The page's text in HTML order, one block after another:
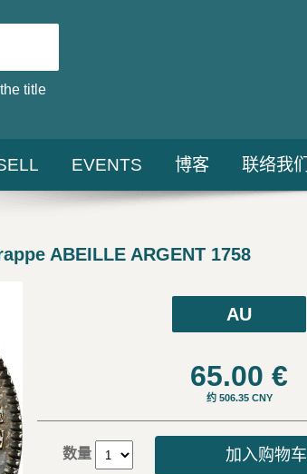
title
EVENTS 博客 联络我们
ABEILLE ARGENT 1758
AU
65.00 €
约 506.35 CNY
数量 加入购物车